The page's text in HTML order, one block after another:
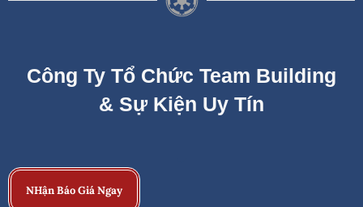
Công Ty Tổ Chức Team Building
& Sự Kiện Uy Tín
NHận Báo Giá Ngay